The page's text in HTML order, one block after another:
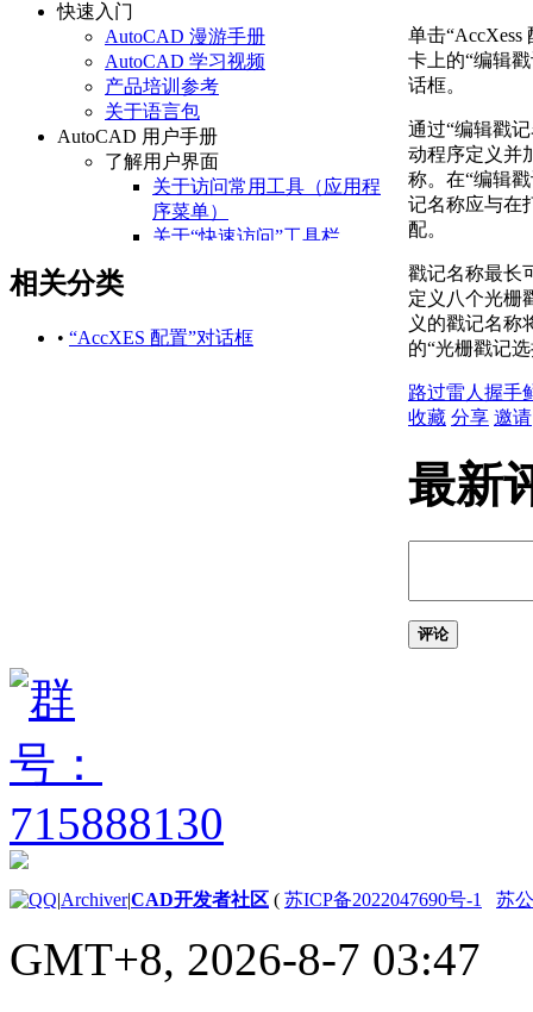
快速入门
AutoCAD 漫游手册
AutoCAD 学习视频
产品培训参考
关于语言包
AutoCAD 用户手册
了解用户界面
关于访问常用工具（应用程
序菜单）
关于“快速访问”工具栏
关于快捷菜单
修复、恢复和还原图形
关于修复损坏的图形文
关于从备份文件中创建
和恢复
定义并执行 CAD 标准
相关分类
• “AccXES 配置”对话框
单击“AccXess
卡上的“编辑
话框。
通过“编辑戳
动程序定义并
称。在“编辑
记名称应与在
配。
戳记名称最长
定义八个光栅
义的戳记名称
的“光栅戳记
路过雷人 握手
收藏 分享 邀请
最新
评论
|Archiver|CAD开发者社区 ( 苏ICP备2022047690号-1 苏
GMT+8, 2026-8-7 03:47